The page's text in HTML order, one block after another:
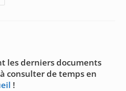
les derniers documents
consulter de temps en
!